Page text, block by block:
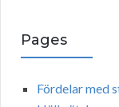
Pages
Fördelar med